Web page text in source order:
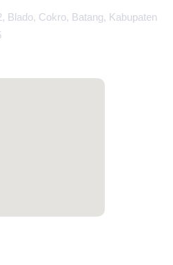
Blado, Cokro, Batang, Kabupaten